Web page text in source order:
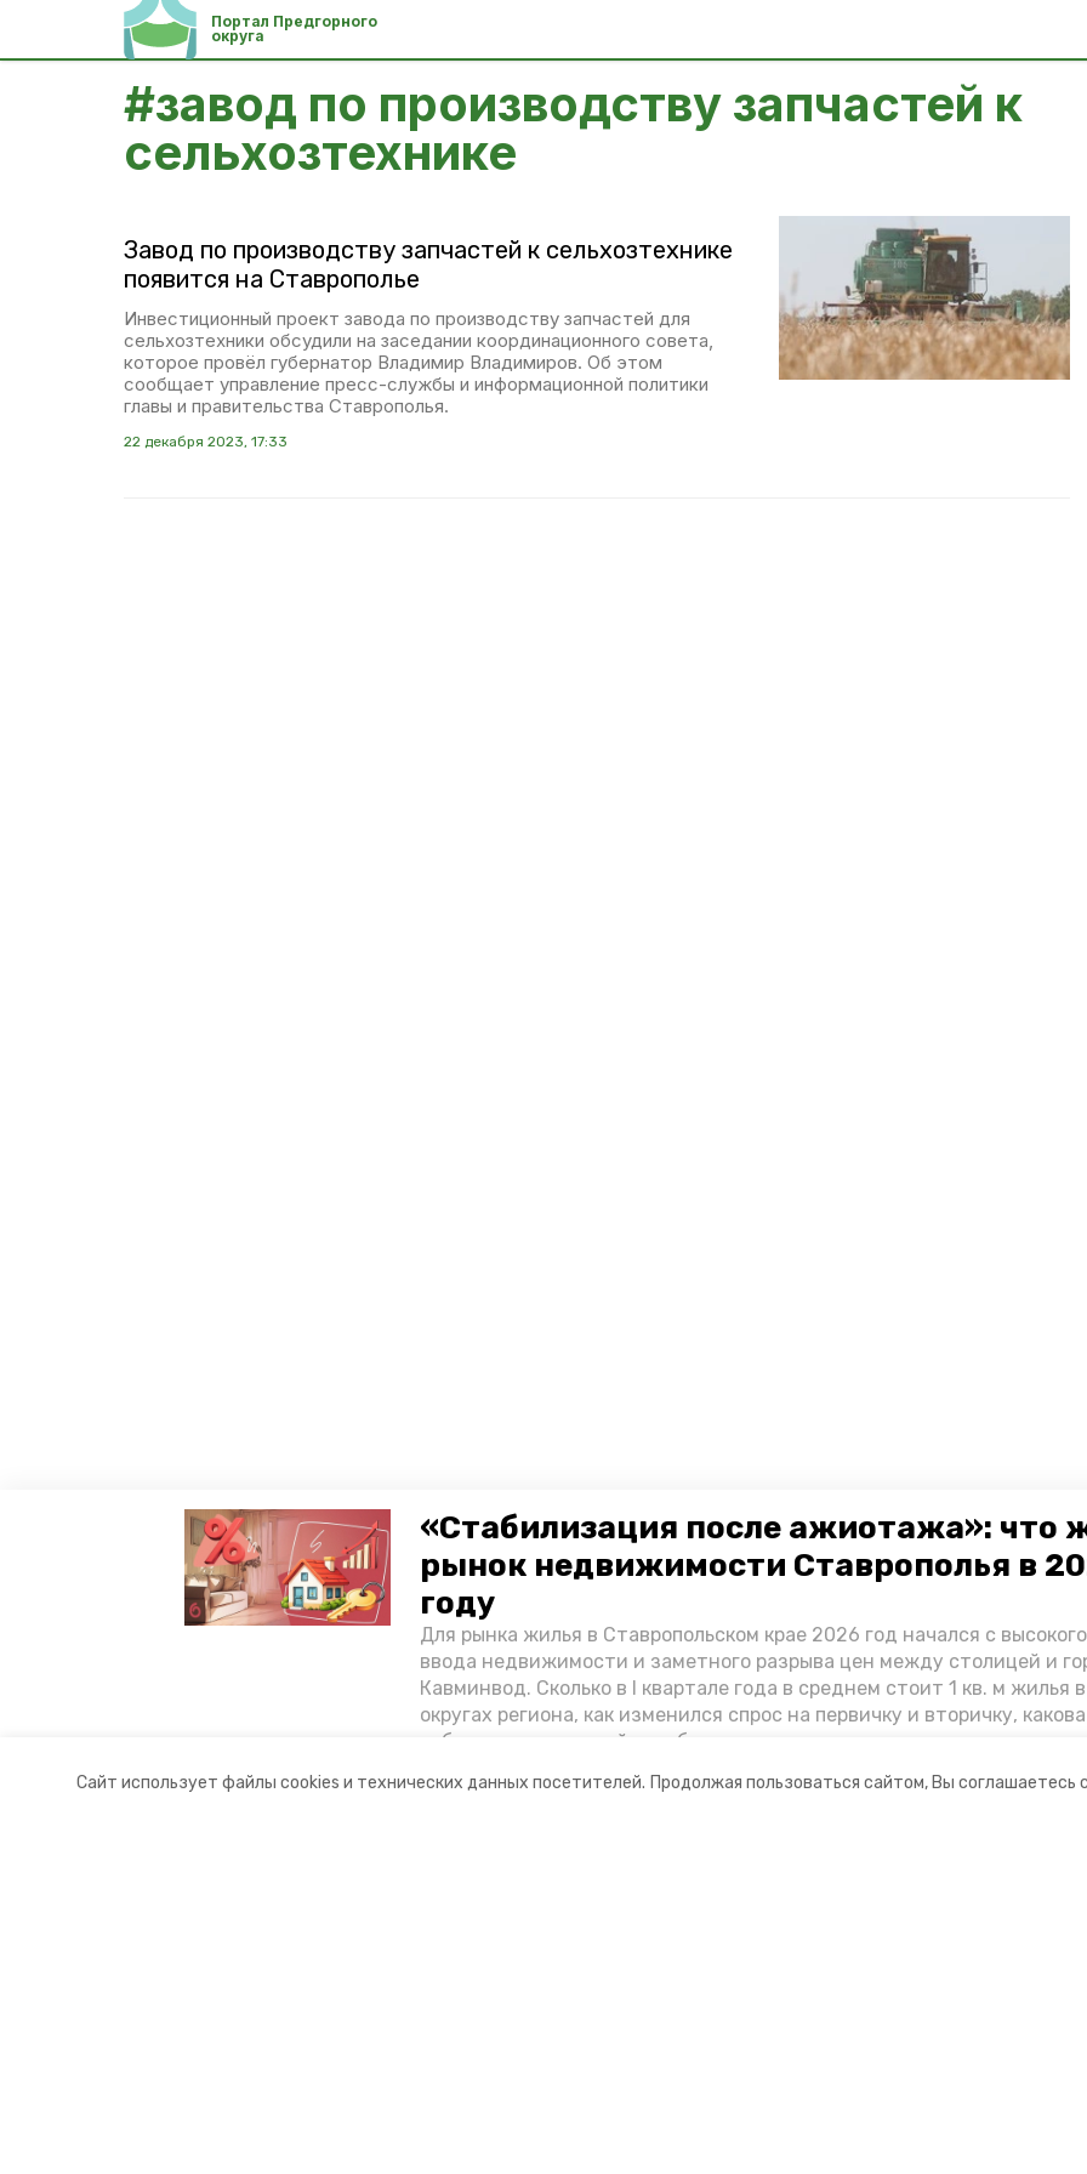
Сайт использует файлы cookies и технических данных посетителей. Продолжая пользоваться сайтом, Вы соглашаетесь с
«Стабилизация после ажиотажа»: что
рынок недвижимости Ставрополья в
году
Для рынка жилья в Ставропольском крае 2026 год начался с
ввода недвижимости и заметного разрыва цен между столицей и
Кавминвод. Сколько в I квартале года в среднем стоит 1 кв. м жилья
округах региона, как изменился спрос на первичку и вторичку, какова
себестоимость стройки собственного жилья в этом году и какие
«Победы26».
Портал Предгорного
округа
#завод по производству запчастей к
сельхозтехнике
Завод по производству запчастей к сельхозтехнике
появится на Ставрополье
Инвестиционный проект завода по производству запчастей для
сельхозтехники обсудили на заседании координационного совета,
которое провёл губернатор Владимир Владимиров. Об этом
сообщает управление пресс-службы и информационной политики
главы и правительства Ставрополья.
22 декабря 2023, 17:33